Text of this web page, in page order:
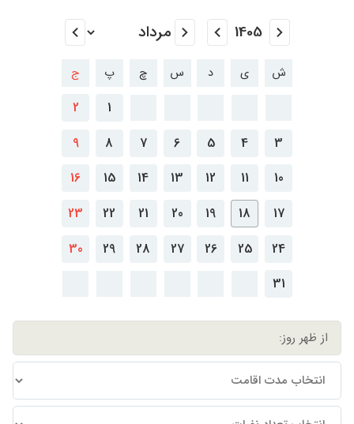
ش ی د س چ پ ج
1
2
3
4
5
6
7
8
9
10
11
12
13
14
15
16
17
18
19
20
21
22
23
24
25
26
27
28
29
30
31